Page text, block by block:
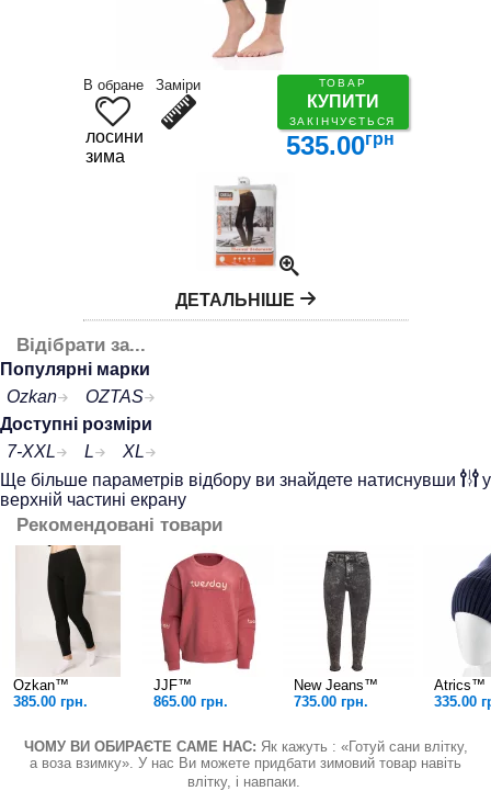
В обране Заміри ТОВАР
КУПИТИ
ЗАКІНЧУЄТЬСЯ
лосини
зима
535.00грн
ДЕТАЛЬНІШЕ
Відібрати за...
Популярні марки
Ozkan
OZTAS
Доступні розміри
7-XXL
L
XL
Ще більше параметрів відбору ви знайдете натиснувши
у
верхній частині екрану
Рекомендовані товари
Ozkan™
385.00 грн.
JJF™
865.00 грн.
New Jeans™
735.00 грн.
Atrics™
335.00
ЧОМУ ВИ ОБИРАЄТЕ САМЕ НАС: Як кажуть : «Готуй сани влітку,
а воза взимку». У нас Ви можете придбати зимовий товар навіть
влітку, і навпаки.